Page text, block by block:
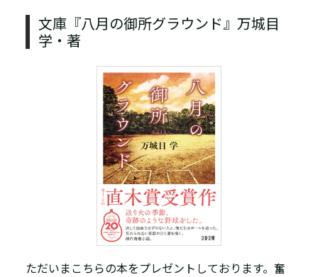
文庫『八月の御所グラウンド』万城目
学・著
ただいまこちらの本をプレゼントしております。奮